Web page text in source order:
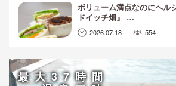
ボリューム満点なのにヘル
ドイッチ畑』 …
2026.07.18 554
最大37時間